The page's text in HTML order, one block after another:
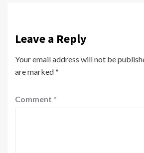
Leave a Reply
Your email address will not be
are marked*
Comment *